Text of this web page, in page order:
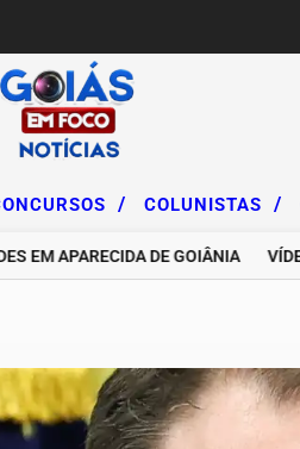
/ COLUNISTAS /
DE GOIÂNIA VÍDEOS